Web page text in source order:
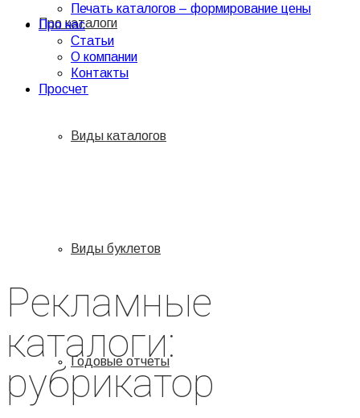
Про каталоги
Виды каталогов
Виды буклетов
Годовые отчеты
Печать каталогов – формирование цены
Про нас
Статьи
О компании
Контакты
Просчет
Рекламные
каталоги:
рубрикатор